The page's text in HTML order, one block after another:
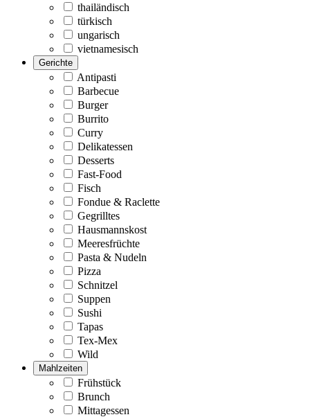
thailändisch
türkisch
ungarisch
vietnamesisch
Gerichte
Antipasti
Barbecue
Burger
Burrito
Curry
Delikatessen
Desserts
Fast-Food
Fisch
Fondue & Raclette
Gegrilltes
Hausmannskost
Meeresfrüchte
Pasta & Nudeln
Pizza
Schnitzel
Suppen
Sushi
Tapas
Tex-Mex
Wild
Mahlzeiten
Frühstück
Brunch
Mittagessen